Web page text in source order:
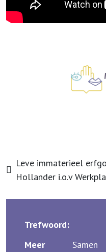
Leve immaterieel
Hollander i.o.v
Trefwoord:
Meer
Samen